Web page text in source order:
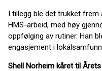
I tillegg ble det trukket
HMS-arbeid, med høy
oppfølging av rutiner. Han
engasjement i
Shell Norheim kåret til